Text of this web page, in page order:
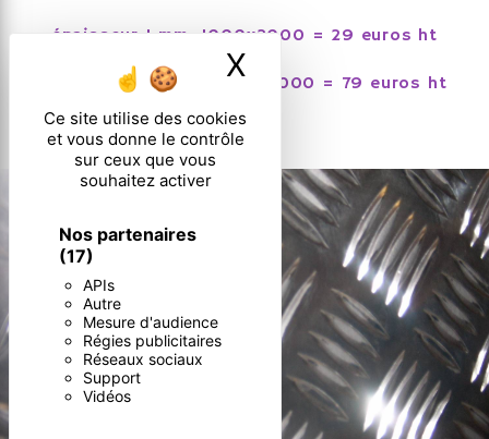
Ce site utilise des cookies
et vous donne le contrôle
sur ceux que vous
souhaitez activer
Nos partenaires
(17)
APIs
Autre
Mesure d'audience
Régies publicitaires
Réseaux sociaux
Support
Vidéos
X
épaisseur 1 mm, 1000x2000 = 29 euros ht
épaisseur 1,5 mm, 1500x3000 = 79 euros ht